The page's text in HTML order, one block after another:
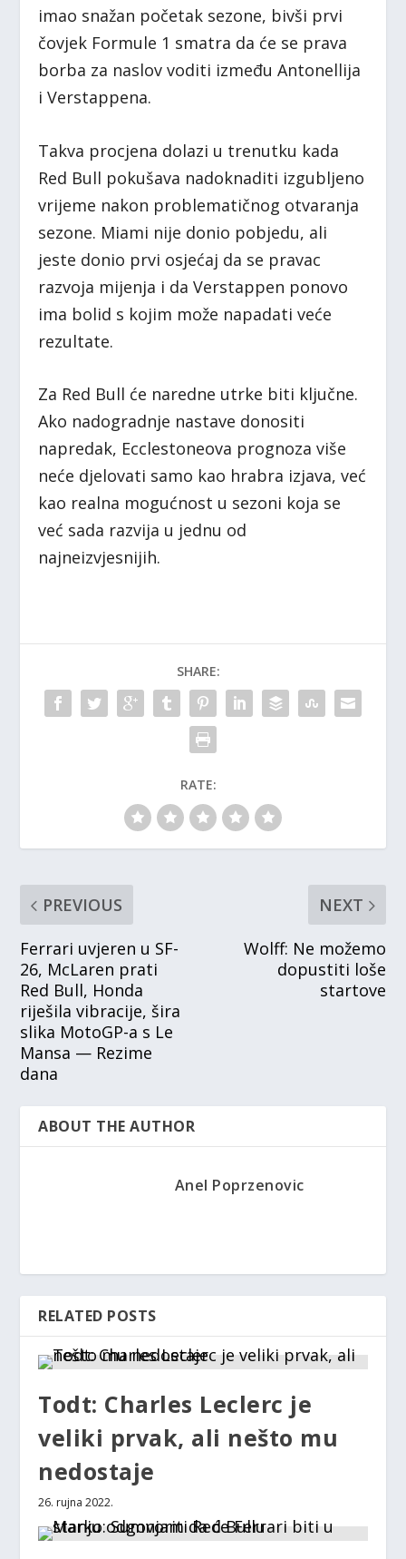
imao snažan početak sezone, bivši prvi
čovjek Formule 1 smatra da će se prava
borba za naslov voditi između Antonellija
i Verstappena.
Takva procjena dolazi u trenutku kada
Red Bull pokušava nadoknaditi izgubljeno
vrijeme nakon problematičnog otvaranja
sezone. Miami nije donio pobjedu, ali
jeste donio prvi osjećaj da se pravac
razvoja mijenja i da Verstappen ponovo
ima bolid s kojim može napadati veće
rezultate.
Za Red Bull će naredne utrke biti ključne.
Ako nadogradnje nastave donositi
napredak, Ecclestoneova prognoza više
neće djelovati samo kao hrabra izjava, već
kao realna mogućnost u sezoni koja se
već sada razvija u jednu od
najneizvjesnijih.
SHARE:
RATE:
PREVIOUS
Ferrari uvjeren u SF-
26, McLaren prati
Red Bull, Honda
riješila vibracije, šira
slika MotoGP-a s Le
Mansa — Rezime
dana
NEXT
Wolff: Ne možemo
dopustiti loše
startove
ABOUT THE AUTHOR
Anel Poprzenovic
RELATED POSTS
Todt: Charles Leclerc je
veliki prvak, ali nešto mu
nedostaje
26. rujna 2022.